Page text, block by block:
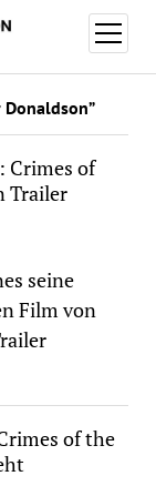
Menü
öffnen
Crimes of
Trailer
seine
Film von
of the